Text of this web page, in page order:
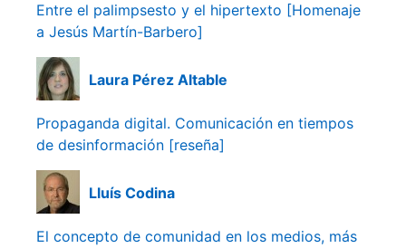
Entre el palimpsesto y el hipertexto [Homenaje
a Jesús Martín-Barbero]
Laura Pérez Altable
Propaganda digital. Comunicación en tiempos
de desinformación [reseña]
Lluís Codina
El concepto de comunidad en los medios, más